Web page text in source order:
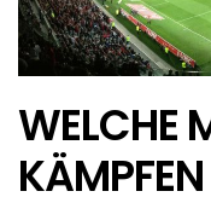
WELCHE